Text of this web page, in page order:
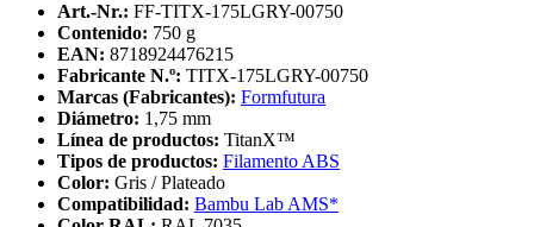
Art.-Nr.: FF-TITX-175LGRY-00750
Contenido: 750 g
EAN: 8718924476215
Fabricante N.º: TITX-175LGRY-00750
Marcas (Fabricantes): Formfutura
Diámetro: 1,75 mm
Línea de productos: TitanX™
Tipos de productos: Filamento ABS
Color: Gris / Plateado
Compatibilidad: Bambu Lab AMS*